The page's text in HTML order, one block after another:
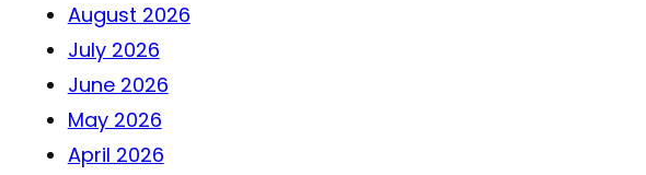
August 2026
July 2026
June 2026
May 2026
April 2026